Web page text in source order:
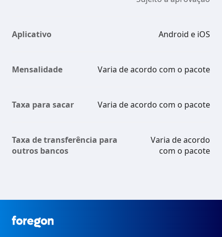
Aplicativo Android e iOS
Mensalidade Varia de acordo com o pacote
Taxa para sacar Varia de acordo com o pacote
Taxa de transferência para
outros bancos
Varia de acordo
com o pacote
Foregon.com